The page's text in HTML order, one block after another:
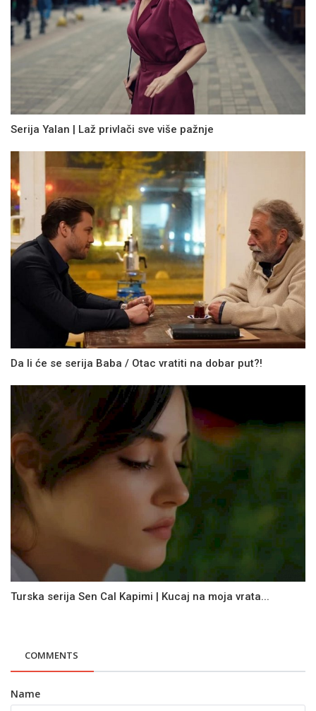
Serija Yalan | Laž privlači sve više pažnje
Da li će se serija Baba / Otac vratiti na dobar put?!
Turska serija Sen Cal Kapimi | Kucaj na moja vrata...
COMMENTS
Name